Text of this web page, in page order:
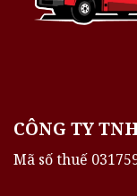
CÔNG TY
Mã số thuế